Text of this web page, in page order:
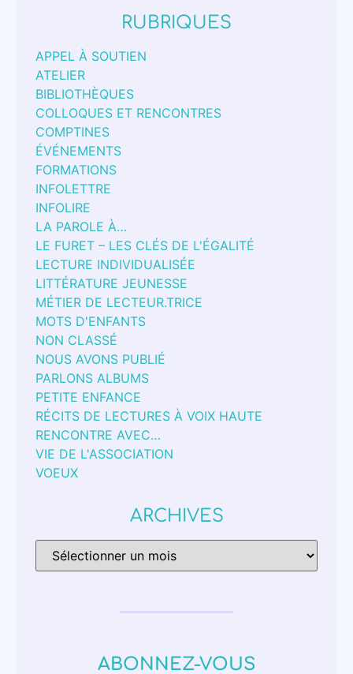
RUBRIQUES
APPEL À SOUTIEN
ATELIER
BIBLIOTHÈQUES
COLLOQUES ET RENCONTRES
COMPTINES
ÉVÉNEMENTS
FORMATIONS
INFOLETTRE
INFOLIRE
LA PAROLE À…
LE FURET – LES CLÉS DE L'ÉGALITÉ
LECTURE INDIVIDUALISÉE
LITTÉRATURE JEUNESSE
MÉTIER DE LECTEUR.TRICE
MOTS D'ENFANTS
NON CLASSÉ
NOUS AVONS PUBLIÉ
PARLONS ALBUMS
PETITE ENFANCE
RÉCITS DE LECTURES À VOIX HAUTE
RENCONTRE AVEC…
VIE DE L'ASSOCIATION
VOEUX
ARCHIVES
ABONNEZ-VOUS